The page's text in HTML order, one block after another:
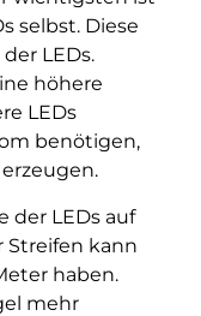
selbst. Diese
LEDs.
höhere
LEDs
benötigen,
der LEDs auf
Streifen kann
haben.
mehr